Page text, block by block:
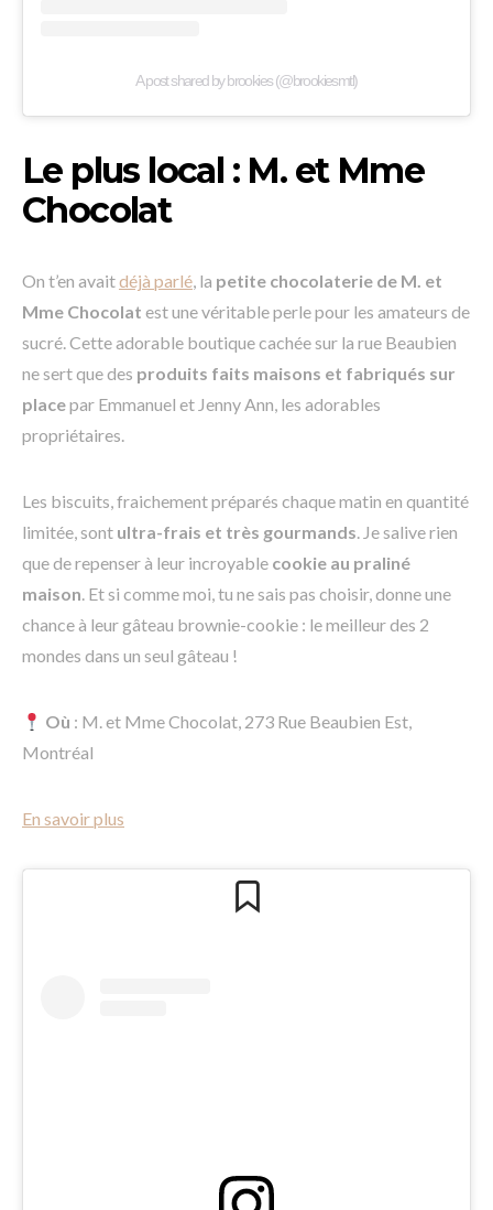
A post shared by brookies (@brookiesmtl)
Le plus local : M. et Mme
Chocolat
On t’en avaitdéjà parlé, la petite chocolaterie de M. et
Mme Chocolat est une véritable perle pour les amateurs de
sucré. Cette adorable boutique cachée sur la rue Beaubien
ne sert que des produits faits maisons et fabriqués sur
placepar Emmanuel et Jenny Ann, les adorables
propriétaires.
Les biscuits, fraichement préparés chaque matin en quantité
limitée, sont ultra-frais et très gourmands. Je salive rien
que de repenser à leur incroyable cookie au praliné
maison. Et si comme moi, tu ne sais pas choisir, donne une
chance à leur gâteau brownie-cookie : le meilleur des 2
mondes dans un seul gâteau !
Où : M. et Mme Chocolat, 273 Rue Beaubien Est,
Montréal
En savoir plus